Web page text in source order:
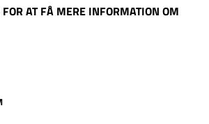
AT FÅ MERE INFORMATION OM